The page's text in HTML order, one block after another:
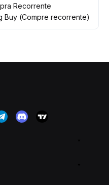
Recorrente
Buy (Compre recorrente)